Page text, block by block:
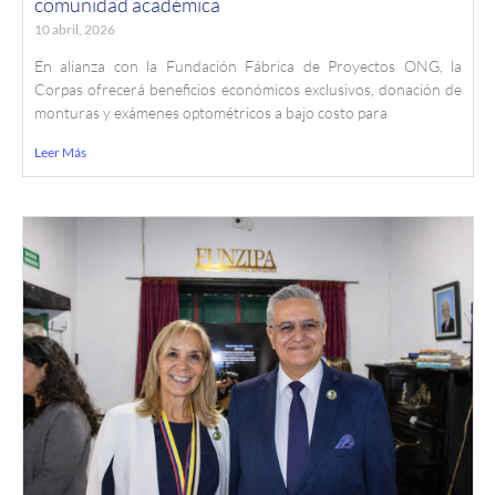
10 abril, 2026
En alianza con la Fundación Fábrica de Proyectos ONG, la
Corpas ofrecerá beneficios económicos exclusivos, donación de
monturas y exámenes optométricos a bajo costo para
Leer Más